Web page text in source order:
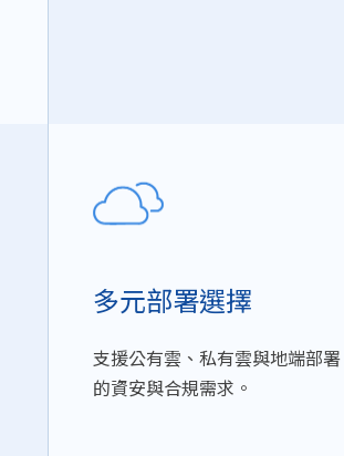
多元部署選擇
支援公有雲、私有雲與地端部
的資安與合規需求。